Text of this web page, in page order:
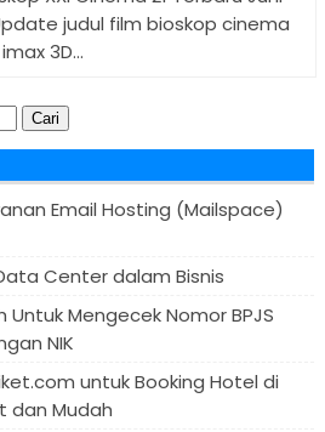
judul film bioskop cinema
3D...
Email Hosting (Mailspace)
Center dalam Bisnis
Mengecek Nomor BPJS
NIK
untuk Booking Hotel di
dan Mudah